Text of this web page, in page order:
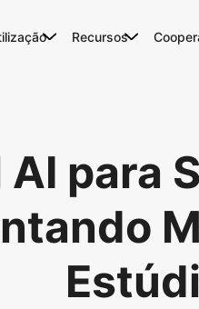
Recursos
para